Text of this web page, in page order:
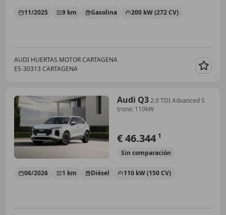
11/2025 9 km Gasolina 200 kW (272 CV)
AUDI HUERTAS MOTOR CARTAGENA
ES-30313 CARTAGENA
Audi Q32.0 TDI Advanced S
tronic 110kW
€ 46.344 1
Sin comparación
06/2026 1 km Diésel 110 kW (150 CV)